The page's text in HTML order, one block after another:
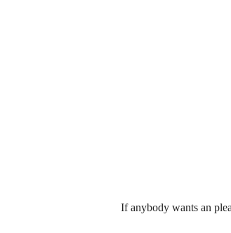
If anybody wants an